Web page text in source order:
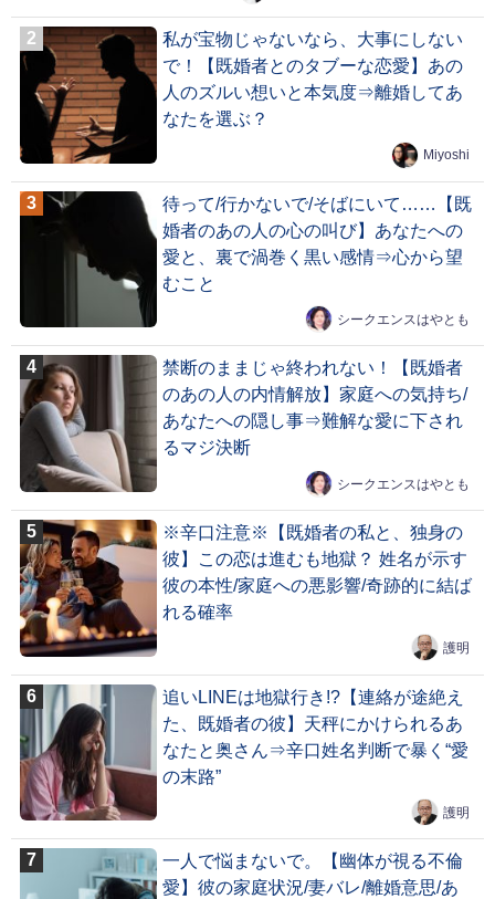
私が宝物じゃないなら、大事にしない
で！【既婚者とのタブーな恋愛】あの
人のズルい想いと本気度⇒離婚してあ
なたを選ぶ？
Miyoshi
待って/行かないで/そばにいて……【既
婚者のあの人の心の叫び】あなたへの
愛と、裏で渦巻く黒い感情⇒心から望
むこと
シークエンスはやとも
禁断のままじゃ終われない！【既婚者
のあの人の内情解放】家庭への気持ち/
あなたへの隠し事⇒難解な愛に下され
るマジ決断
シークエンスはやとも
※辛口注意※【既婚者の私と、独身の
彼】この恋は進むも地獄？ 姓名が示す
彼の本性/家庭への悪影響/奇跡的に結ば
れる確率
護明
追いLINEは地獄行き!?【連絡が途絶え
た、既婚者の彼】天秤にかけられるあ
なたと奥さん⇒辛口姓名判断で暴く“愛
の末路”
護明
一人で悩まないで。【幽体が視る不倫
愛】彼の家庭状況/妻バレ/離婚意思/あ